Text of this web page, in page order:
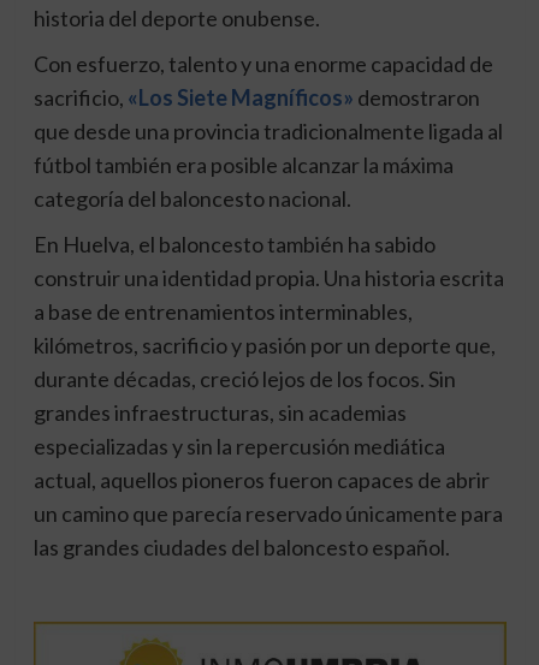
historia del deporte onubense.
Con esfuerzo, talento y una enorme capacidad de
sacrificio, «Los Siete Magníficos» demostraron
que desde una provincia tradicionalmente ligada al
fútbol también era posible alcanzar la máxima
categoría del baloncesto nacional.
En Huelva, el baloncesto también ha sabido
construir una identidad propia. Una historia escrita
a base de entrenamientos interminables,
kilómetros, sacrificio y pasión por un deporte que,
durante décadas, creció lejos de los focos. Sin
grandes infraestructuras, sin academias
especializadas y sin la repercusión mediática
actual, aquellos pioneros fueron capaces de abrir
un camino que parecía reservado únicamente para
las grandes ciudades del baloncesto español.